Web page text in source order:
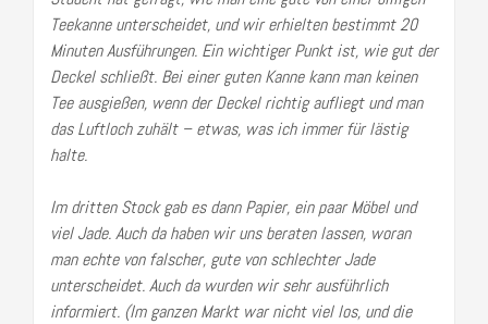
Teekanne unterscheidet, und wir erhielten bestimmt 20
Minuten Ausführungen. Ein wichtiger Punkt ist, wie gut der
Deckel schließt. Bei einer guten Kanne kann man keinen
Tee ausgießen, wenn der Deckel richtig aufliegt und man
das Luftloch zuhält – etwas, was ich immer für lästig
halte.
Im dritten Stock gab es dann Papier, ein paar Möbelund
viel Jade. Auch da haben wir uns beraten lassen, woran
man echte von falscher, gute von schlechter Jade
unterscheidet. Auch da wurden wir sehr ausführlich
informiert. (Im ganzen Markt war nicht viel los, und die